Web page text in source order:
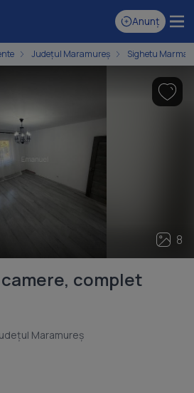
Anunț
Județul Maramureș Sighetu
8
complet
Maramureş